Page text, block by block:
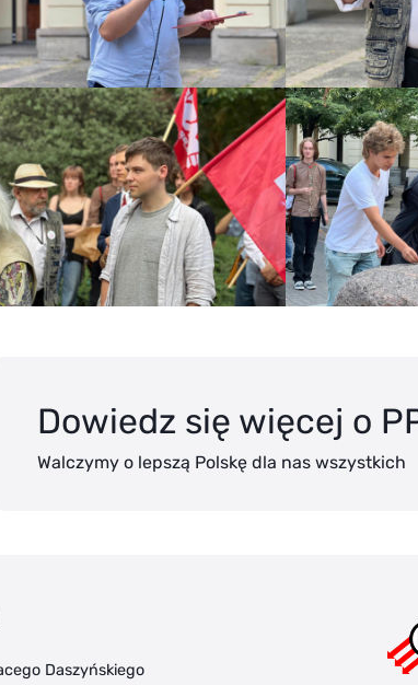
Dowiedz się więcej o
Walczymy o lepszą Polskę dla nas wszystkich
Daszyńskiego